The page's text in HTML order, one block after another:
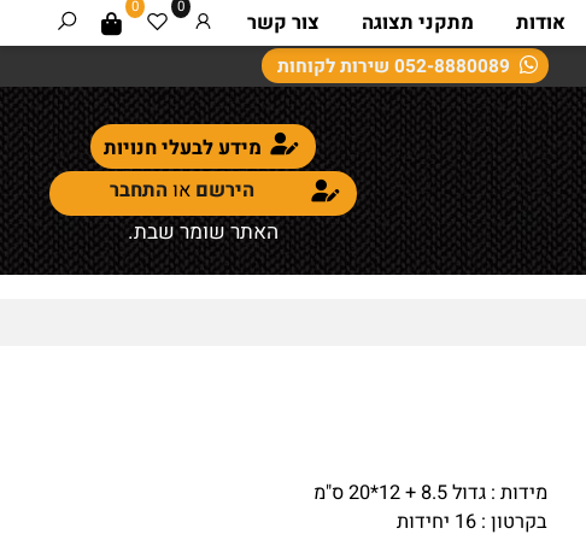
052-8880089שירות לקוחות
מידע לבעלי חנויות
הירשםאוהתחבר
האתר שומר שבת.
0 0
אודות מתקני תצוגה צור קשר
מידות : גדול 8.5 + 12*20 ס"מ